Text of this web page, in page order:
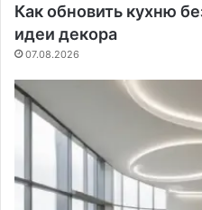
Как обновить кухню
идеи декора
07.08.2026